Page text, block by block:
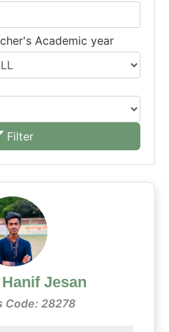
Academic year
Filter
Jesan
Code: 28278